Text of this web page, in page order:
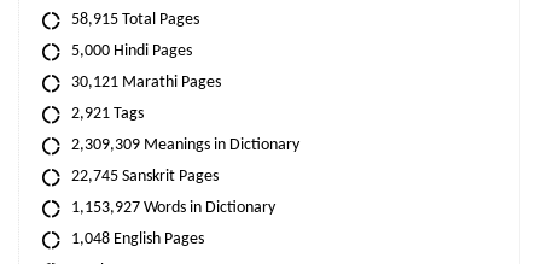
58,915 Total Pages
5,000 Hindi Pages
30,121 Marathi Pages
2,921 Tags
2,309,309 Meanings in Dictionary
22,745 Sanskrit Pages
1,153,927 Words in Dictionary
1,048 English Pages